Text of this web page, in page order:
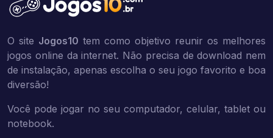
O site Jogos10 tem como objetivo reunir os melhores
jogos online da internet. Não precisa de download nem
de instalação, apenas escolha o seu jogo favorito e boa
diversão!
Você pode jogar no seu computador, celular, tablet ou
notebook.